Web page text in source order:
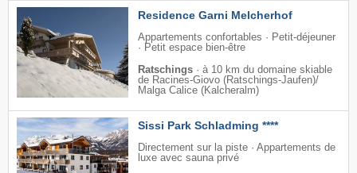
Residence Garni Melcherhof
Appartements confortables · Petit-déjeuner
· Petit espace bien-être
Ratschings · à 10 km du domaine skiable
de Racines-Giovo (Ratschings-Jaufen)/​
Malga Calice (Kalcheralm)
Sissi Park Schladming ****
Directement sur la piste · Appartements de
luxe avec sauna privé